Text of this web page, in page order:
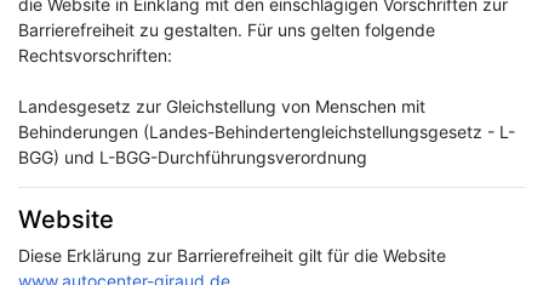
Werkstatt
Jobs
&
Karriere
die Website in Einklang mit den einschlägigen Vorschriften zur
Barrierefreiheit zu gestalten. Für uns gelten folgende
Rechtsvorschriften:
Landesgesetz zur Gleichstellung von Menschen mit
Behinderungen (Landes-Behindertengleichstellungsgesetz - L-
BGG) und L-BGG-Durchführungsverordnung
Website
Diese Erklärung zur Barrierefreiheit gilt für die Website
www.autocenter-giraud.de.